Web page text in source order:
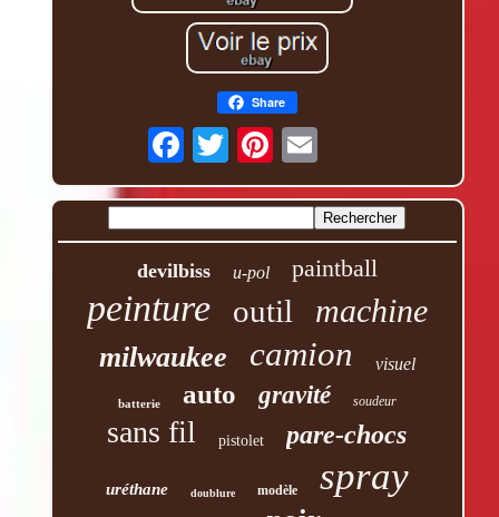
Share
devilbiss u-pol paintball
peinture outil machine
milwaukee camion visuel
batterie auto gravité soudeur
sans fil pistolet pare-chocs
uréthane doublure modèle spray